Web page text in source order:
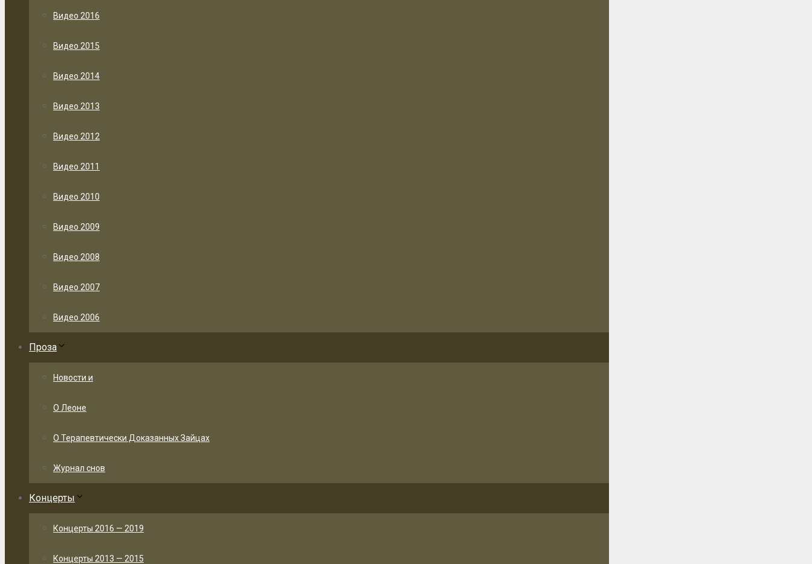
Видео 2016
Видео 2015
Видео 2014
Видео 2013
Видео 2012
Видео 2011
Видео 2010
Видео 2009
Видео 2008
Видео 2007
Видео 2006
Проза
Новости и
О Леоне
О Терапевтически Доказанных Зайцах
Журнал снов
Концерты
Концерты 2016 — 2019
Концерты 2013 — 2015